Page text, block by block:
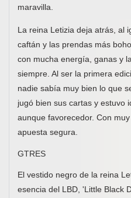
maravilla.
La reina Letizia deja atrás, al
caftán y las prendas más
con mucha energía, ganas y
siempre. Al ser la primera
nadie sabía muy bien lo que
jugó bien sus cartas y estuvo
aunque favorecedor. Con
apuesta segura.
GTRES
El vestido negro de la reina
esencia del LBD, 'Little Black